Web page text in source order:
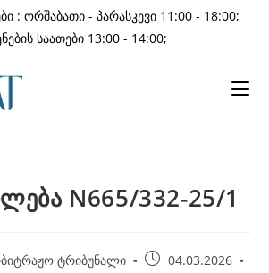
: ორშაბათი - პარასკევი 11:00 - 18:00;
საათები 13:00 - 14:00;
N665/332-25/1
ტრიბუნალი
Post04.03.2026